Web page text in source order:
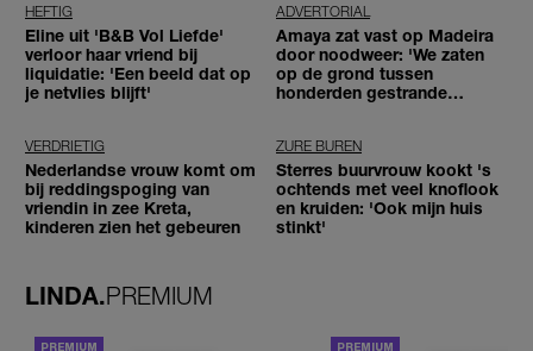
HEFTIG
Eline uit 'B&B Vol Liefde'
verloor haar vriend bij
liquidatie: 'Een beeld dat op
je netvlies blijft'
ADVERTORIAL
Amaya zat vast op Madeira
door noodweer: 'We zaten
op de grond tussen
honderden gestrande
VERDRIETIG
Nederlandse vrouw komt om
bij reddingspoging van
vriendin in zee Kreta,
kinderen zien het gebeuren
ZURE BUREN
Sterres buurvrouw kookt 's
ochtends met veel knoflook
en kruiden: 'Ook mijn huis
stinkt'
LINDA.PREMIUM